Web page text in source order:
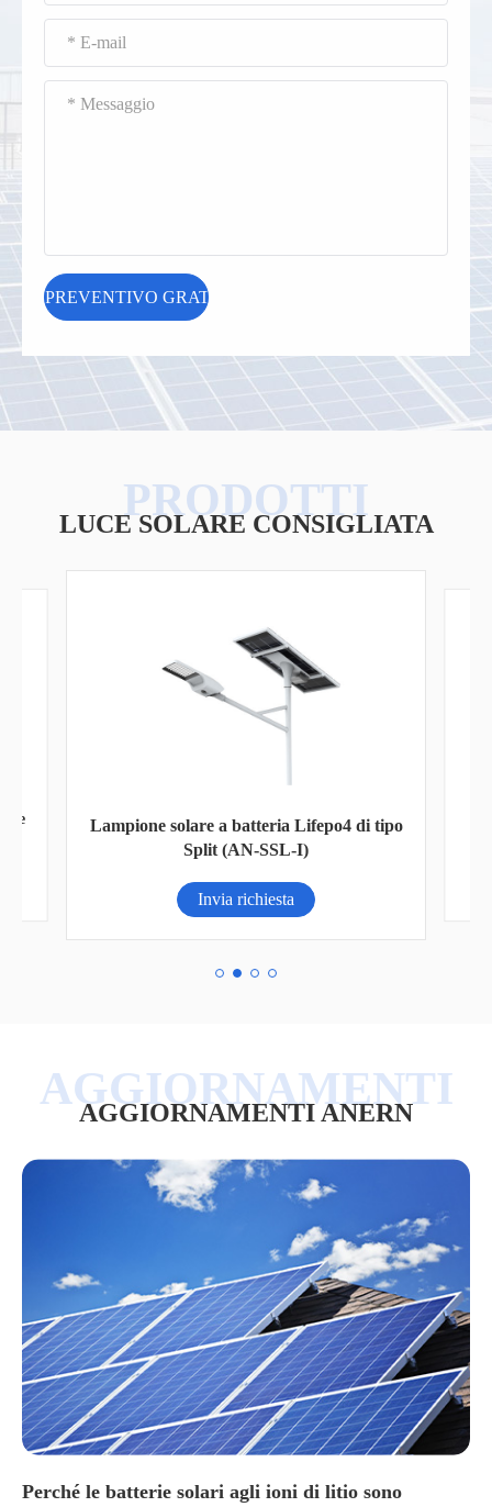
LUCE SOLARE CONSIGLIATA
Lampione solare a batteria Lifepo4 di tipo
Split (AN-SSL-I)
Invia richiesta
AGGIORNAMENTI ANERN
Perché le batterie solari agli ioni di litio sono